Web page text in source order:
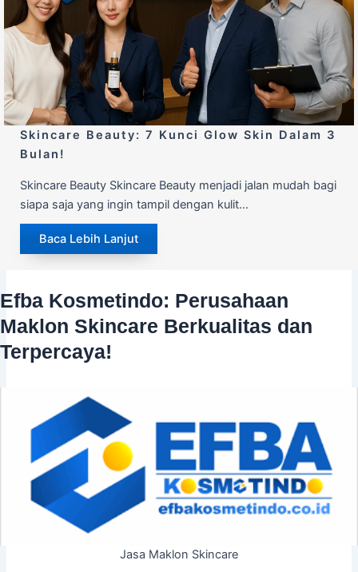
Skincare Beauty: 7 Kunci Glow Skin Dalam 3
Bulan!
Skincare Beauty Skincare Beauty menjadi jalan mudah bagi
siapa saja yang ingin tampil dengan kulit…
Baca Lebih Lanjut
Efba Kosmetindo: Perusahaan
Maklon Skincare Berkualitas dan
Terpercaya!
Jasa Maklon Skincare